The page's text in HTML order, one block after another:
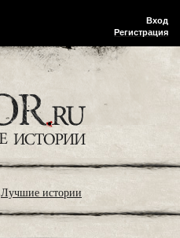
Вход
Регистрация
Лучшие истории